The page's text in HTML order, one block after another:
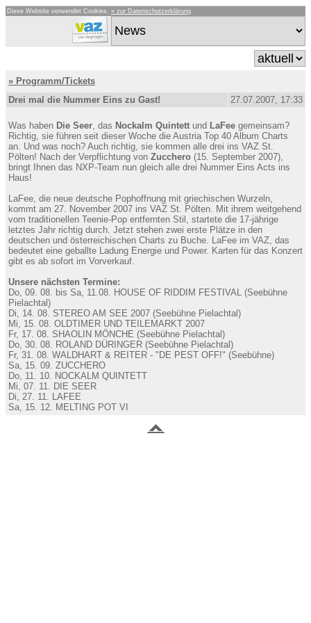
Diese Website verwendet Cookies. » zur Datenschutzerklärung
» Programm/Tickets
Drei mal die Nummer Eins zu Gast!
27.07.2007, 17:33
Was haben Die Seer, das Nockalm Quintett und LaFee gemeinsam?
Richtig, sie führen seit dieser Woche die Austria Top 40 Album Charts
an. Und was noch? Auch richtig, sie kommen alle drei ins VAZ St.
Pölten! Nach der Verpflichtung von Zucchero (15. September 2007),
bringt Ihnen das NXP-Team nun gleich alle drei Nummer Eins Acts ins
Haus!
LaFee, die neue deutsche Pophoffnung mit griechischen Wurzeln,
kommt am 27. November 2007 ins VAZ St. Pölten. Mit ihrem weitgehend
vom traditionellen Teenie-Pop entfernten Stil, startete die 17-jährige
letztes Jahr richtig durch. Jetzt stehen zwei erste Plätze in den
deutschen und österreichischen Charts zu Buche. LaFee im VAZ, das
bedeutet eine geballte Ladung Energie und Power. Karten für das Konzert
gibt es ab sofort im Vorverkauf.
Unsere nächsten Termine:
Do, 09. 08. bis Sa, 11.08. HOUSE OF RIDDIM FESTIVAL (Seebühne
Pielachtal)
Di, 14. 08. STEREO AM SEE 2007 (Seebühne Pielachtal)
Mi, 15. 08. OLDTIMER UND TEILEMARKT 2007
Fr, 17. 08. SHAOLIN MÖNCHE (Seebühne Pielachtal)
Do, 30. 08. ROLAND DÜRINGER (Seebühne Pielachtal)
Fr, 31. 08. WALDHART & REITER - "DE PEST OFF!" (Seebühne)
Sa, 15. 09. ZUCCHERO
Do, 11. 10. NOCKALM QUINTETT
Mi, 07. 11. DIE SEER
Di, 27. 11. LAFEE
Sa, 15. 12. MELTING POT VI